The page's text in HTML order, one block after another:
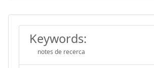
Keywords:
notes de recerca